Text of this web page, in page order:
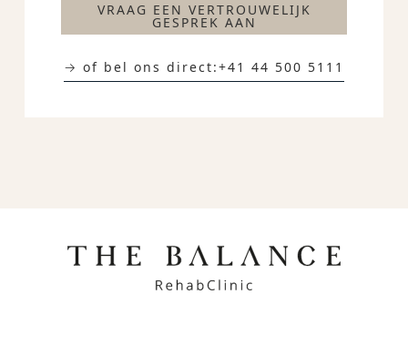
VRAAG EEN VERTROUWELIJK
GESPREK AAN
→ of bel ons direct:+41 44 500 5111